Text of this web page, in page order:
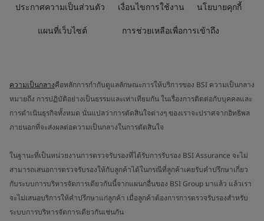
ประกาศความเป็นส่วนตัว เงื่อนไขการใช้งาน นโยบายคุกกี้
แผนที่เว็บไซต์ การช่วยเหลือเพื่อการเข้าถึง
ความเป็นกลางคือหลักการกำกับดูแลลักษณะการให้บริการของ BSI ความเป็นกลาง
หมายถึง การปฏิบัติอย่างเป็นธรรมและเท่าเทียมกัน ในเรื่องการติดต่อกับบุคคลและ
การดำเนินธุรกิจทั้งหมด นั่นแปลว่าการตัดสินใจต่างๆ ของเราจะปราศจากอิทธิพล
ภายนอกที่จะส่งผลต่อความเป็นกลางในการตัดสินใจ
ในฐานะที่เป็นหน่วยงานการตรวจรับรองที่ได้รับการรับรอง BSI Assurance จะไม่
สามารถเสนอการตรวจรับรองให้กับลูกค้าได้ในกรณีที่ลูกค้าเคยรับคำปรึกษาเกี่ยว
กับระบบการบริหารจัดการเดียวกันนี้จากแผนกอื่นของ BSI Group มาแล้ว แล้วเรา
จะไม่เสนอบริการให้คำปรึกษาแก่ลูกค้า เมื่อลูกค้าต้องการการตรวจรับรองสำหรับ
ระบบการบริหารจัดการเดียวกันเช่นกัน